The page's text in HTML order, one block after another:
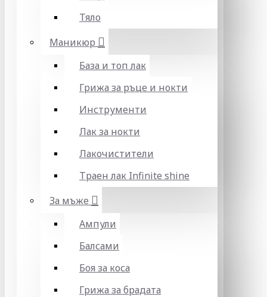
Тяло
Маникюр
База и топ лак
Грижа за ръце и нокти
Инструменти
Лак за нокти
Лакочистители
Траен лак Infinite shine
За мъже
Ампули
Балсами
Боя за коса
Грижа за брадата